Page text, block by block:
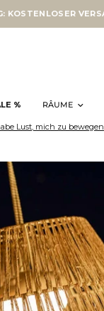
VERSAND
% RÂUME
Lust, mich zu bewegen